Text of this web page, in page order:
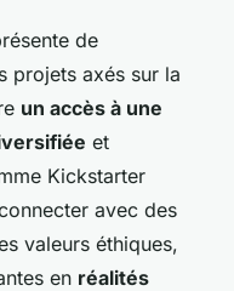
de
projets axés sur la
un accès à une
et
Kickstarter
avec des
valeurs éthiques,
en réalités